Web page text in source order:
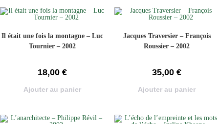
Il était une fois la montagne – Luc
Tournier – 2002
18,00 €
Ajouter au panier
Jacques Traversier – François
Roussier – 2002
35,00 €
Ajouter au panier